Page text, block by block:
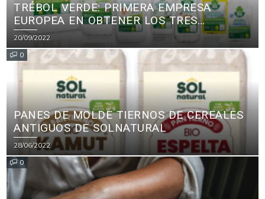
TRÉBOL VERDE: PRIMERA EMPRESA
EUROPEA EN OBTENER LOS TRES
PRINCIPALES CERTIFICADOS ECOLÓGICOS
PARA PRODUCTOS DE LIMPIEZA
20/09/2022
0
PANES DE MOLDE TIERNOS DE CEREALES
ANTIGUOS DE SOLNATURAL
28/06/2022
0